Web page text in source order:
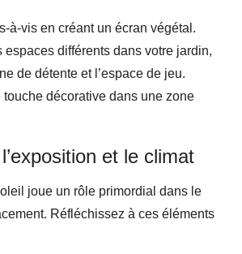
à-vis en créant un écran végétal.
espaces différents dans votre jardin,
de détente et l’espace de jeu.
touche décorative dans une zone
et le climat
joue un rôle primordial dans le
Réfléchissez à ces éléments